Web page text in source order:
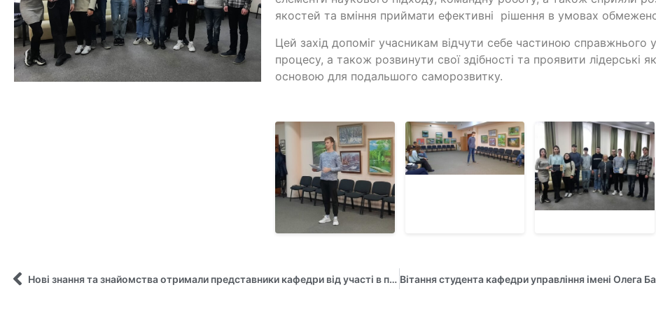
якостей та вміння приймати ефективні рішення в умовах
Цей захід допоміг учасникам відчути себе частиною справжнього
процесу, а також розвинути свої здібності та проявити лідерські
основою для подальшого саморозвитку.
Нові знання та знайомства отримали представники кафедри від участі в проєкті